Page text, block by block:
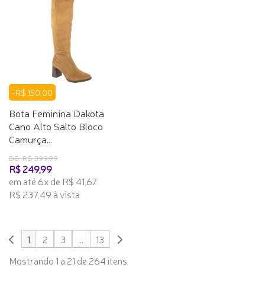
-R$ 150,00
Bota Feminina Dakota
Cano Alto Salto Bloco
Camurça...
DE: R$ 399,99
R$ 249,99
em até 6x de R$ 41,67
R$ 237,49 à vista
1 2 3 ...
13
Mostrando 1 a 21 de 264 itens